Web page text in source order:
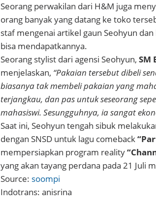
Seorang perwakilan dari H&M juga
orang banyak yang datang ke toko
staf mengenai artikel gaun Seohyun
bisa mendapatkannya.
Seorang stylist dari agensi Seohyun, SM
menjelaskan, “Pakaian tersebut dibeli
biasanya tak membeli pakaian yang
terjangkau, dan pas untuk seseorang
mahasiswi. Sesungguhnya, ia sangat
Saat ini, Seohyun tengah sibuk
dengan SNSD untuk lagu comeback
mempersiapkan program reality
yang akan tayang perdana pada 21 Juli
Source: soompi
Indotrans: anisrina